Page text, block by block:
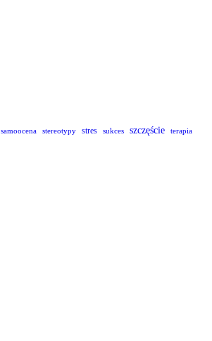
samoocena stereotypy stres sukces szczęście
terapia